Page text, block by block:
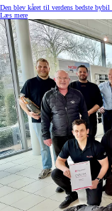
Den blev kåret til verdens bedste
Læs mere